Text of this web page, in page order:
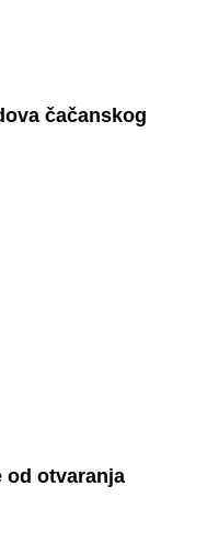
čačanskog
od otvaranja